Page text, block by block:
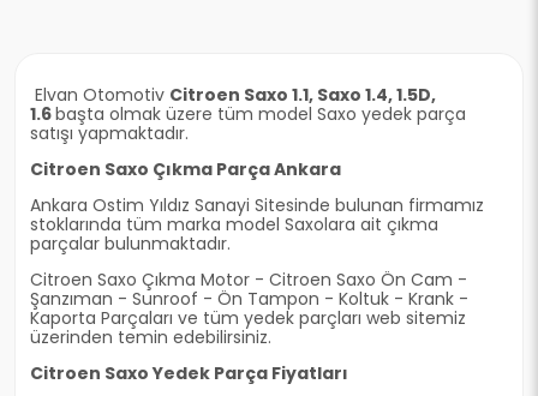
Elvan Otomotiv Citroen Saxo 1.1, Saxo 1.4, 1.5D,
1.6başta olmak üzere tüm model Saxo yedek parça
satışı yapmaktadır.
Citroen Saxo Çıkma Parça Ankara
Ankara Ostim Yıldız Sanayi Sitesinde bulunan firmamız
stoklarında tüm marka model Saxolara ait çıkma
parçalar bulunmaktadır.
Citroen Saxo Çıkma Motor - Citroen Saxo Ön Cam -
Şanzıman - Sunroof - Ön Tampon - Koltuk - Krank -
Kaporta Parçaları ve tüm yedek parçları web sitemiz
üzerinden temin edebilirsiniz.
Citroen Saxo Yedek Parça Fiyatları